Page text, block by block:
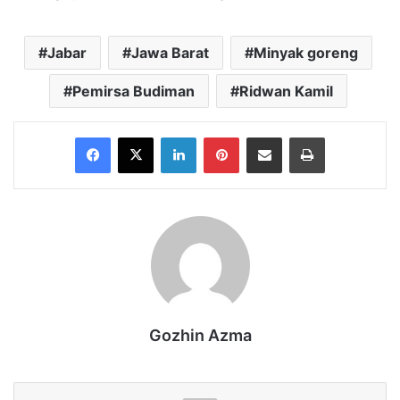
Jabar Jawa Barat Minyak goreng
Pemirsa Budiman Ridwan Kamil
Facebook
X LinkedInPinterestShare via Email Print
Gozhin Azma